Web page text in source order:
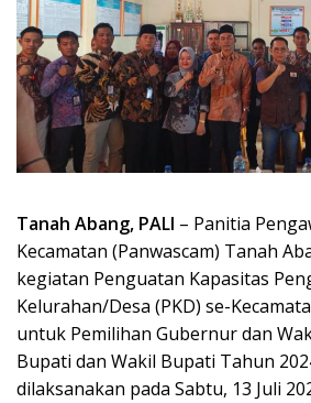
Tanah Abang, PALI – Panitia
Kecamatan (Panwascam) Tanah
kegiatan Penguatan Kapasitas
Kelurahan/Desa (PKD) se-
untuk Pemilihan Gubernur dan
Bupati dan Wakil Bupati Tahun
dilaksanakan pada Sabtu, 13 Juli